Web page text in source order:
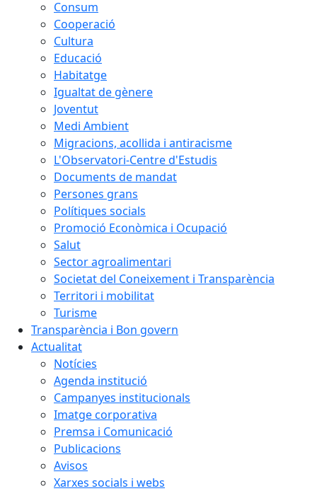
Consum
Cooperació
Cultura
Educació
Habitatge
Igualtat de gènere
Joventut
Medi Ambient
Migracions, acollida i antiracisme
L'Observatori-Centre d'Estudis
Documents de mandat
Persones grans
Polítiques socials
Promoció Econòmica i Ocupació
Salut
Sector agroalimentari
Societat del Coneixement i Transparència
Territori i mobilitat
Turisme
Transparència i Bon govern
Actualitat
Notícies
Agenda institució
Campanyes institucionals
Imatge corporativa
Premsa i Comunicació
Publicacions
Avisos
Xarxes socials i webs